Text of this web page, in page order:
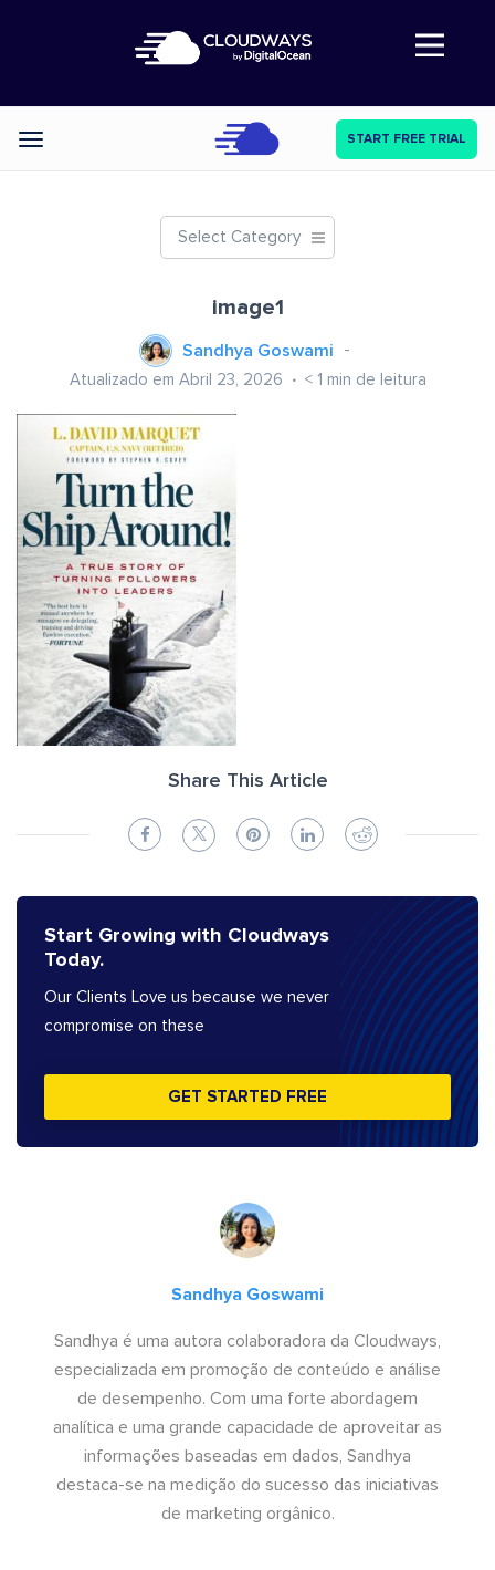
Abre a navegação
Categories START FREE TRIAL
Select Category
image1
Sandhya Goswami
Atualizado em Abril 23, 2026 < 1 min de leitura
Share This Article
Start Growing with Cloudways
Today.
Our Clients Love us because we never
compromise on these
GET STARTED FREE
Sandhya Goswami
Sandhya é uma autora colaboradora da Cloudways,
especializada em promoção de conteúdo e análise
de desempenho. Com uma forte abordagem
analítica e uma grande capacidade de aproveitar as
informações baseadas em dados, Sandhya
destaca-se na medição do sucesso das iniciativas
de marketing orgânico.